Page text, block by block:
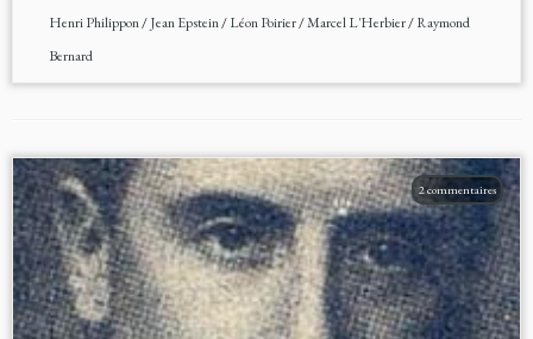
Henri Philippon/Jean Epstein/Léon Poirier/Marcel L'Herbier/Raymond
Bernard
2 commentaires